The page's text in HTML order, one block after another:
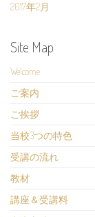
2017年2月
Site Map
Welcome
ご案内
ご挨拶
当校3つの特色
受講の流れ
教材
講座＆受講料